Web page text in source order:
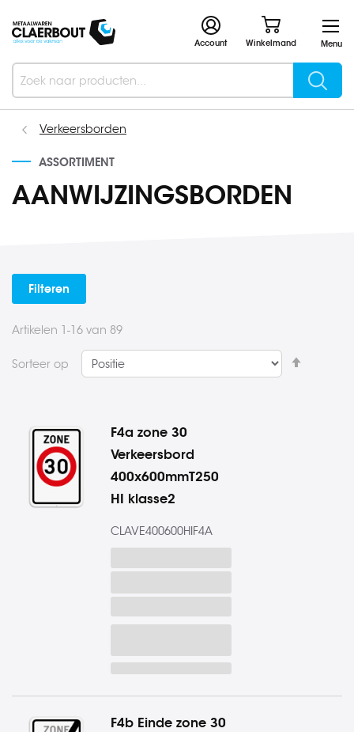
Menu
Winkelmand
Account
Search
Verkeersborden
ASSORTIMENT
AANWIJZINGSBORDEN
Artikelen 1-16 van 89
Sorteer op
F4a zone 30
Verkeersbord
400x600mmT250
HI klasse2
CLAVE400600HIF4A
F4b Einde zone 30
Filteren